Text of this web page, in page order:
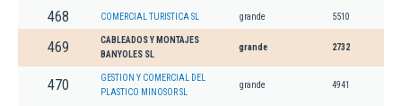
468 COMERCIAL TURISTICA SL grande 5510
469
CABLEADOS Y MONTAJES
BANYOLES SL
grande 2732
470
GESTION Y COMERCIAL DEL
PLASTICO MINOSOR SL
grande 4941